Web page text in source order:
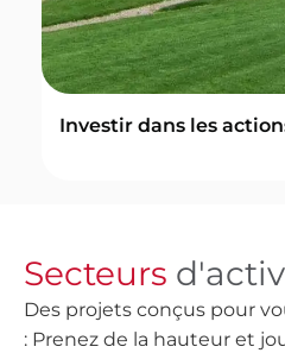
Investir dans les
Secteurs
Des projets conçus pour
: Prenez de la hauteur et